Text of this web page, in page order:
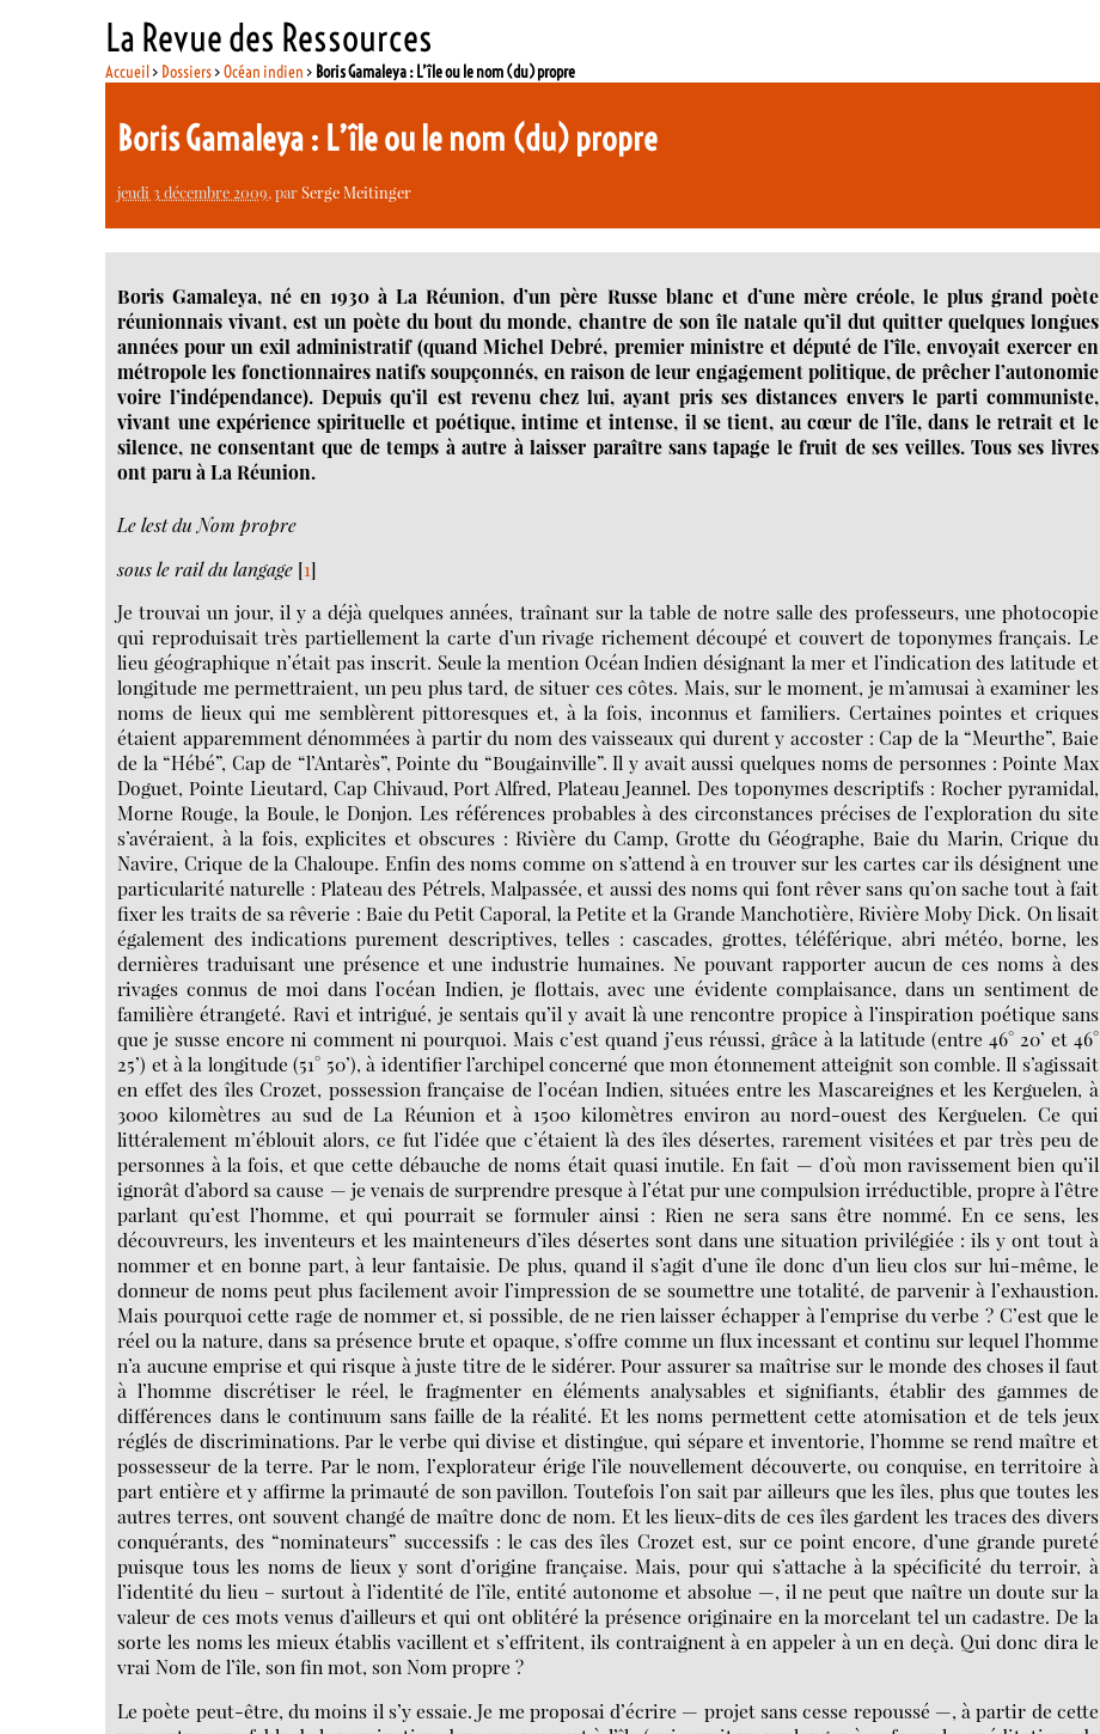
La Revue des Ressources
Accueil> Dossiers>Océan indien > Boris Gamaleya : L’île ou le nom (du) propre
Boris Gamaleya : L’île ou le nom (du) propre
jeudi 3 décembre 2009, parSerge Meitinger
Boris Gamaleya, né en 1930 à La Réunion, d’un père Russe blanc et d’une mère créole, le plus grand poète
réunionnais vivant, est un poète du bout du monde, chantre de son île natale qu’il dut quitter quelques longues
années pour un exil administratif (quand Michel Debré, premier ministre et député de l’île, envoyait exercer en
métropole les fonctionnaires natifs soupçonnés, en raison de leur engagement politique, de prêcher l’autonomie
voire l’indépendance). Depuis qu’il est revenu chez lui, ayant pris ses distances envers le parti communiste,
vivant une expérience spirituelle et poétique, intime et intense, il se tient, au cœur de l’île, dans le retrait et le
silence, ne consentant que de temps à autre à laisser paraître sans tapage le fruit de ses veilles. Tous ses livres
ont paru à La Réunion.
Le lest du Nom propre
sous le rail du langage [1]
Je trouvai un jour, il y a déjà quelques années, traînant sur la table de notre salle des professeurs, une photocopie
qui reproduisait très partiellement la carte d’un rivage richement découpé et couvert de toponymes français. Le
lieu géographique n’était pas inscrit. Seule la mention Océan Indien désignant la mer et l’indication des latitude et
longitude me permettraient, un peu plus tard, de situer ces côtes. Mais, sur le moment, je m’amusai à examiner les
noms de lieux qui me semblèrent pittoresques et, à la fois, inconnus et familiers. Certaines pointes et criques
étaient apparemment dénommées à partir du nom des vaisseaux qui durent y accoster : Cap de la “Meurthe”, Baie
de la “Hébé”, Cap de “l’Antarès”, Pointe du “Bougainville”. Il y avait aussi quelques noms de personnes : Pointe Max
Doguet, Pointe Lieutard, Cap Chivaud, Port Alfred, Plateau Jeannel. Des toponymes descriptifs : Rocher pyramidal,
Morne Rouge, la Boule, le Donjon. Les références probables à des circonstances précises de l’exploration du site
s’avéraient, à la fois, explicites et obscures : Rivière du Camp, Grotte du Géographe, Baie du Marin, Crique du
Navire, Crique de la Chaloupe. Enfin des noms comme on s’attend à en trouver sur les cartes car ils désignent une
particularité naturelle : Plateau des Pétrels, Malpassée, et aussi des noms qui font rêver sans qu’on sache tout à fait
fixer les traits de sa rêverie : Baie du Petit Caporal, la Petite et la Grande Manchotière, Rivière Moby Dick. On lisait
également des indications purement descriptives, telles : cascades, grottes, téléférique, abri météo, borne, les
dernières traduisant une présence et une industrie humaines. Ne pouvant rapporter aucun de ces noms à des
rivages connus de moi dans l’océan Indien, je flottais, avec une évidente complaisance, dans un sentiment de
familière étrangeté. Ravi et intrigué, je sentais qu’il y avait là une rencontre propice à l’inspiration poétique sans
que je susse encore ni comment ni pourquoi. Mais c’est quand j’eus réussi, grâce à la latitude (entre 46° 20’ et 46°
25’) et à la longitude (51° 50’), à identifier l’archipel concerné que mon étonnement atteignit son comble. Il s’agissait
en effet des îles Crozet, possession française de l’océan Indien, situées entre les Mascareignes et les Kerguelen, à
3000 kilomètres au sud de La Réunion et à 1500 kilomètres environ au nord-ouest des Kerguelen. Ce qui
littéralement m’éblouit alors, ce fut l’idée que c’étaient là des îles désertes, rarement visitées et par très peu de
personnes à la fois, et que cette débauche de noms était quasi inutile. En fait — d’où mon ravissement bien qu’il
ignorât d’abord sa cause — je venais de surprendre presque à l’état pur une compulsion irréductible, propre à l’être
parlant qu’est l’homme, et qui pourrait se formuler ainsi : Rien ne sera sans être nommé. En ce sens, les
découvreurs, les inventeurs et les mainteneurs d’îles désertes sont dans une situation privilégiée : ils y ont tout à
nommer et en bonne part, à leur fantaisie. De plus, quand il s’agit d’une île donc d’un lieu clos sur lui-même, le
donneur de noms peut plus facilement avoir l’impression de se soumettre une totalité, de parvenir à l’exhaustion.
Mais pourquoi cette rage de nommer et, si possible, de ne rien laisser échapper à l’emprise du verbe ? C’est que le
réel ou la nature, dans sa présence brute et opaque, s’offre comme un flux incessant et continu sur lequel l’homme
n’a aucune emprise et qui risque à juste titre de le sidérer. Pour assurer sa maîtrise sur le monde des choses il faut
à l’homme discrétiser le réel, le fragmenter en éléments analysables et signifiants, établir des gammes de
différences dans le continuum sans faille de la réalité. Et les noms permettent cette atomisation et de tels jeux
réglés de discriminations. Par le verbe qui divise et distingue, qui sépare et inventorie, l’homme se rend maître et
possesseur de la terre. Par le nom, l’explorateur érige l’île nouvellement découverte, ou conquise, en territoire à
part entière et y affirme la primauté de son pavillon. Toutefois l’on sait par ailleurs que les îles, plus que toutes les
autres terres, ont souvent changé de maître donc de nom. Et les lieux-dits de ces îles gardent les traces des divers
conquérants, des “nominateurs” successifs : le cas des îles Crozet est, sur ce point encore, d’une grande pureté
puisque tous les noms de lieux y sont d’origine française. Mais, pour qui s’attache à la spécificité du terroir, à
l’identité du lieu – surtout à l’identité de l’île, entité autonome et absolue —, il ne peut que naître un doute sur la
valeur de ces mots venus d’ailleurs et qui ont oblitéré la présence originaire en la morcelant tel un cadastre. De la
sorte les noms les mieux établis vacillent et s’effritent, ils contraignent à en appeler à un en deçà. Qui donc dira le
vrai Nom de l’île, son fin mot, son Nom propre ?
Le poète peut-être, du moins il s’y essaie. Je me proposai d’écrire — projet sans cesse repoussé —, à partir de cette